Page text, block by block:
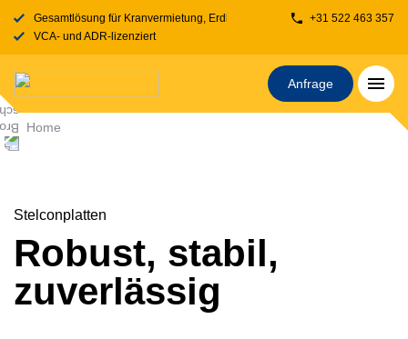
Gesamtlösung für Kranvermietung, Erdbewegung, Transport,
VCA- und ADR-lizenziert
+31 522 463 357
Anfrage
Home
Stelconplatten
Robust, stabil,
zuverlässig